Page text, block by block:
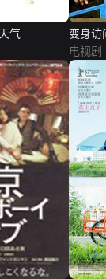
气
变身访
电视剧